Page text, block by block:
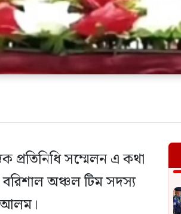
সম্মেলন এ কথা
অঞ্চল টিম সদস্য
আলম।